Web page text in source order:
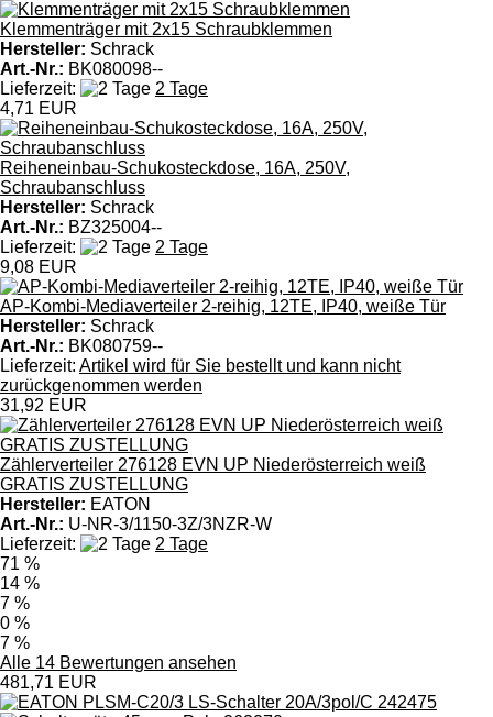
Klemmenträger mit 2x15 Schraubklemmen
Hersteller: Schrack
Art.-Nr.: BK080098--
Lieferzeit:
2 Tage
4,71 EUR
Reiheneinbau-Schukosteckdose, 16A, 250V,
Schraubanschluss
Hersteller: Schrack
Art.-Nr.: BZ325004--
Lieferzeit:
2 Tage
9,08 EUR
AP-Kombi-Mediaverteiler 2-reihig, 12TE, IP40, weiße Tür
Hersteller: Schrack
Art.-Nr.: BK080759--
Lieferzeit: Artikel wird für Sie bestellt und kann nicht
zurückgenommen werden
31,92 EUR
Zählerverteiler 276128 EVN UP Niederösterreich weiß
GRATIS ZUSTELLUNG
Hersteller: EATON
Art.-Nr.: U-NR-3/1150-3Z/3NZR-W
Lieferzeit:
2 Tage
71 %
14 %
7 %
0 %
7 %
Alle 14 Bewertungen ansehen
481,71 EUR